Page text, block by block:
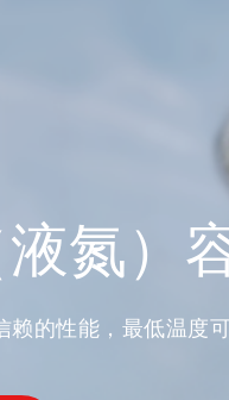
氮）
赖的性能，最低温度